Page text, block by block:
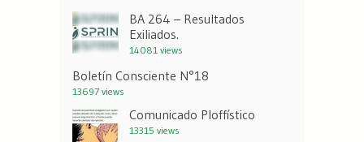
BA 264 – Resultados
Exiliados.
14081 views
Boletín Consciente N°18
13697 views
Comunicado Ploffístico
13315 views